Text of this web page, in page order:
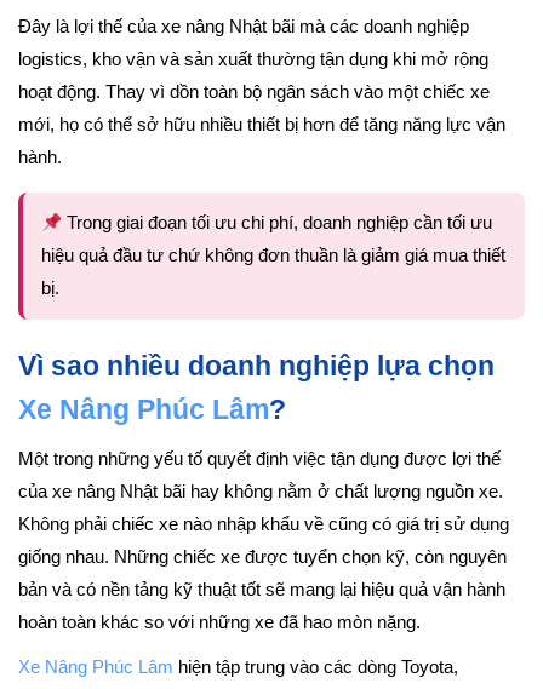
Đây là lợi thế của xe nâng Nhật bãi mà các doanh nghiệp
logistics, kho vận và sản xuất thường tận dụng khi mở rộng
hoạt động. Thay vì dồn toàn bộ ngân sách vào một chiếc xe
mới, họ có thể sở hữu nhiều thiết bị hơn để tăng năng lực vận
hành.
Trong giai đoạn tối ưu chi phí, doanh nghiệp cần tối ưu
hiệu quả đầu tư chứ không đơn thuần là giảm giá mua thiết
bị.
Vì sao nhiều doanh nghiệp lựa chọn
Xe Nâng Phúc Lâm?
Một trong những yếu tố quyết định việc tận dụng được lợi thế
của xe nâng Nhật bãi hay không nằm ở chất lượng nguồn xe.
Không phải chiếc xe nào nhập khẩu về cũng có giá trị sử dụng
giống nhau. Những chiếc xe được tuyển chọn kỹ, còn nguyên
bản và có nền tảng kỹ thuật tốt sẽ mang lại hiệu quả vận hành
hoàn toàn khác so với những xe đã hao mòn nặng.
Xe Nâng Phúc Lâm hiện tập trung vào các dòng Toyota,